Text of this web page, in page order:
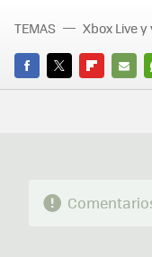
FACEBOOK
TWITTERFLIPBOARD
E-
TEMAS Xbox Live